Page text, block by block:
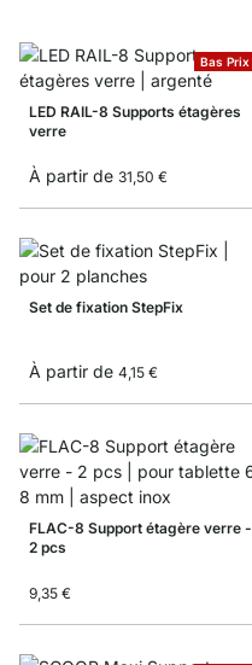
Bas Prix
LED RAIL-8 Supports étagères
verre
À partir de 31,50 €
Set de fixation StepFix
À partir de 4,15 €
FLAC-8 Support étagère verre -
2 pcs
9,35 €